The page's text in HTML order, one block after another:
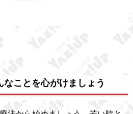
ことを心がけましょう